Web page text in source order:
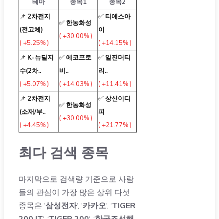
📌 2차전지
(전고체)
( +5.25% )
✅ 한농화성
( +30.00% )
✅ 티에스아
이
( +14.15% )
📌 K-뉴딜지
수(2차..
( +5.07% )
✅에코프로
비..
( +14.03% )
✅ 일진머티
리..
( +11.41% )
📌 2차전지
(소재/부..
( +4.45% )
✅ 한농화성
( +30.00% )
✅상신이디
피
( +21.77% )
최다 검색 종목
마지막으로 검색량 기준으로 사람
들의 관심이 가장 많은 상위 다섯
종목은 ‘삼성전자‘, ‘카카오‘, ‘TIGER